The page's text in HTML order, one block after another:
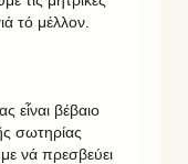
τό μέλλον.
εἶναι βέβαιο
σωτηρίας
νά πρεσβεύει